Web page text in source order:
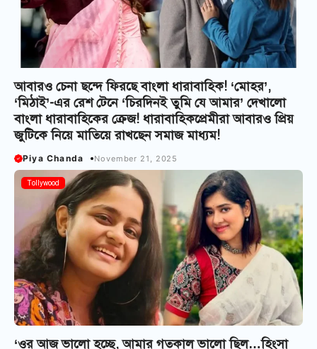
আবার‌ও চেনা ছন্দে ফিরছে বাংলা ধারাবাহিক! ‘মোহর’,
‘মিঠাই’-এর রেশ টেনে ‘চিরদিনই তুমি যে আমার’ দেখালো
বাংলা ধারাবাহিকের ক্রেজ! ধারাবাহিকপ্রেমীরা আবারও প্রিয়
জুটিকে নিয়ে মাতিয়ে রাখছেন সমাজ মাধ্যম!
Piya Chanda November 21, 2025
Tollywood
‘ওর আজ ভালো হচ্ছে, আমার গতকাল ভালো ছিল…হিংসা